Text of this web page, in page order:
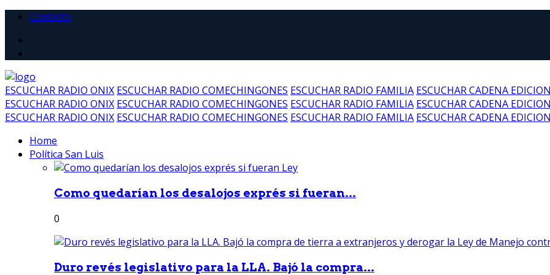
Contacto
ESCUCHAR RADIO ONIX ESCUCHAR RADIO COMECHINGONES ESCUCHAR RADIO FAMILIA ESCUCHAR CADENA EDICION
ESCUCHAR RADIO ONIX ESCUCHAR RADIO COMECHINGONES ESCUCHAR RADIO FAMILIA ESCUCHAR CADENA EDICION
ESCUCHAR RADIO ONIX ESCUCHAR RADIO COMECHINGONES ESCUCHAR RADIO FAMILIA ESCUCHAR CADENA EDICION
Home
Política San Luis
Como quedarían los desalojos exprés si fueran...
0
Duro revés legislativo para la LLA. Bajó la compra...